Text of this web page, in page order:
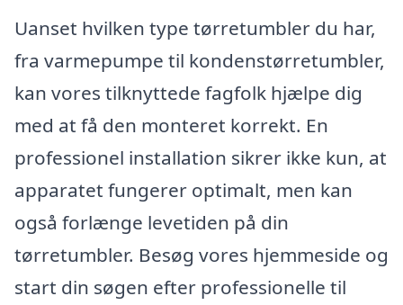
Uanset hvilken type tørretumbler du har,
fra varmepumpe til kondenstørretumbler,
kan vores tilknyttede fagfolk hjælpe dig
med at få den monteret korrekt. En
professionel installation sikrer ikke kun, at
apparatet fungerer optimalt, men kan
også forlænge levetiden på din
tørretumbler. Besøg vores hjemmeside og
start din søgen efter professionelle til